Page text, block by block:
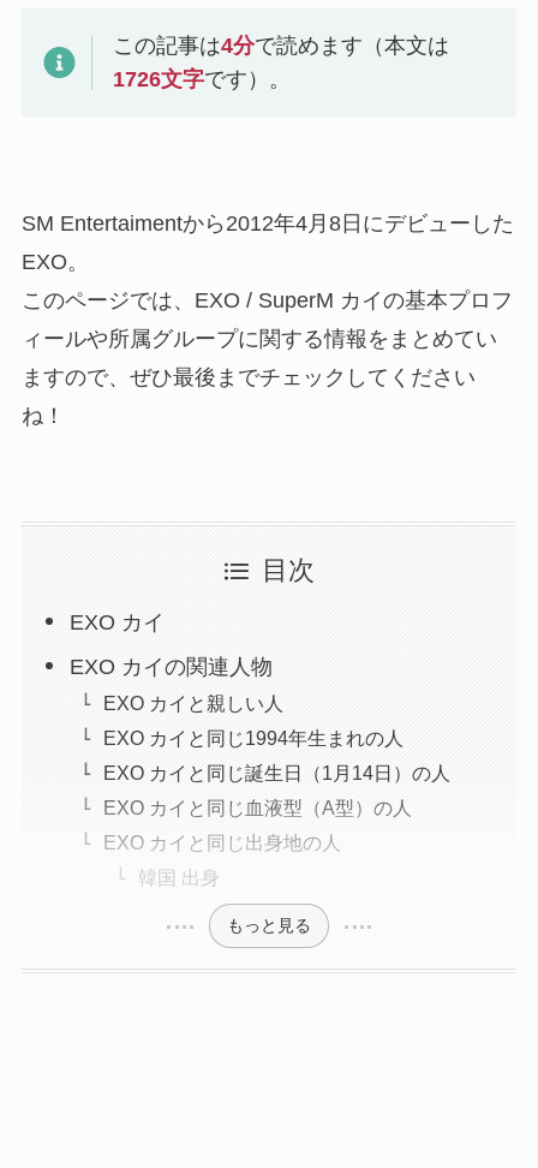
この記事は4分で読めます（本文は
1726文字です）。
SM Entertaimentから2012年4月8日にデビューした
EXO。
このページでは、EXO / SuperM カイの基本プロフ
ィールや所属グループに関する情報をまとめてい
ますので、ぜひ最後までチェックしてください
ね！
目次
EXO カイ
EXO カイの関連人物
EXO カイと親しい人
EXO カイと同じ1994年生まれの人
EXO カイと同じ誕生日（1月14日）の人
EXO カイと同じ血液型（A型）の人
EXO カイと同じ出身地の人
韓国 出身
もっと見る